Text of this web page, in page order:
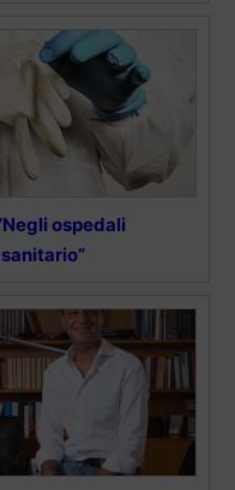
ospedali